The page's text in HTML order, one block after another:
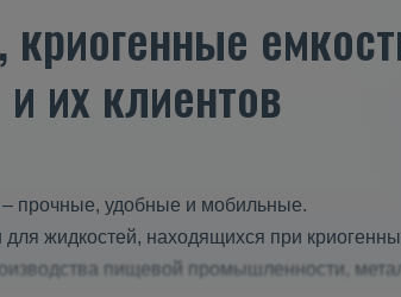
криогенные
их клиентов
– прочные, удобные и мобильные.
жидкостей, находящихся при
пищевой промышленности,